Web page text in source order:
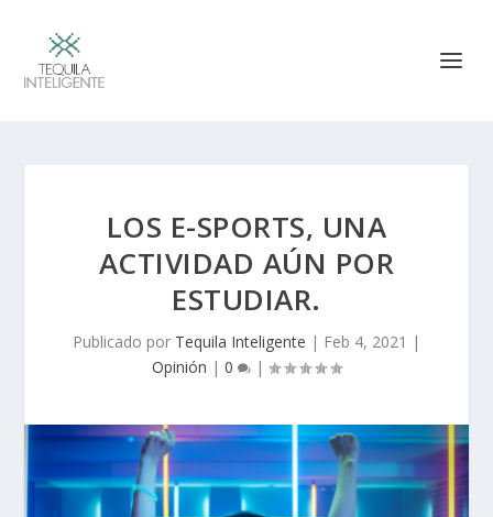
LOS E-SPORTS, UNA
ACTIVIDAD AÚN POR
ESTUDIAR.
Publicado por Tequila Inteligente | Feb 4, 2021 |
Opinión | 0 |